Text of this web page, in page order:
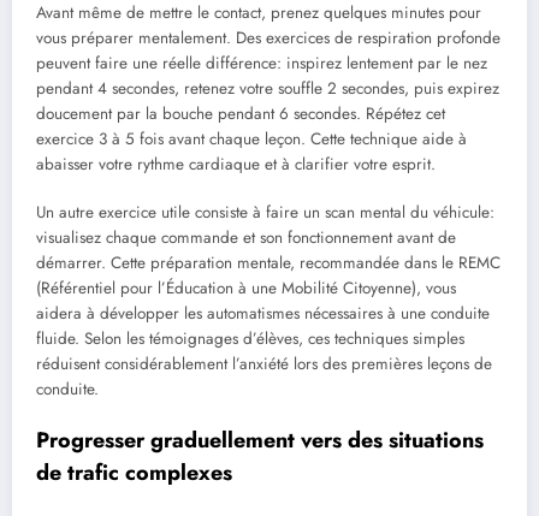
Avant même de mettre le contact, prenez quelques minutes pour
vous préparer mentalement. Des exercices de respiration profonde
peuvent faire une réelle différence: inspirez lentement par le nez
pendant 4 secondes, retenez votre souffle 2 secondes, puis expirez
doucement par la bouche pendant 6 secondes. Répétez cet
exercice 3 à 5 fois avant chaque leçon. Cette technique aide à
abaisser votre rythme cardiaque et à clarifier votre esprit.
Un autre exercice utile consiste à faire un scan mental du véhicule:
visualisez chaque commande et son fonctionnement avant de
démarrer. Cette préparation mentale, recommandée dans le REMC
(Référentiel pour l’Éducation à une Mobilité Citoyenne), vous
aidera à développer les automatismes nécessaires à une conduite
fluide. Selon les témoignages d’élèves, ces techniques simples
réduisent considérablement l’anxiété lors des premières leçons de
conduite.
Progresser graduellement vers des situations
de trafic complexes